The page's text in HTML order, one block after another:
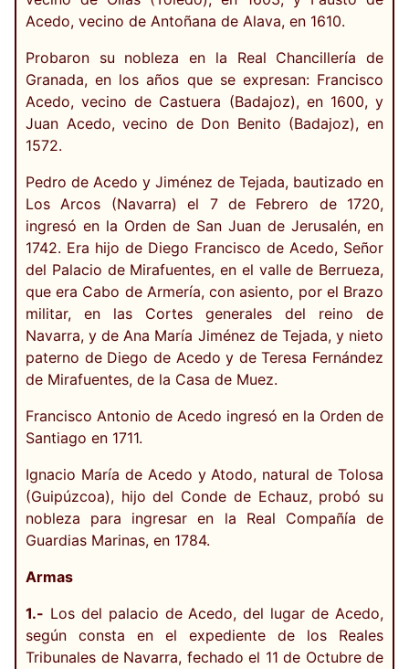
Acedo, vecino de Antoñana de Alava, en 1610.
Probaron su nobleza en la Real Chancillería de
Granada, en los años que se expresan: Francisco
Acedo, vecino de Castuera (Badajoz), en 1600, y
Juan Acedo, vecino de Don Benito (Badajoz), en
1572.
Pedro de Acedo y Jiménez de Tejada, bautizado en
Los Arcos (Navarra) el 7 de Febrero de 1720,
ingresó en la Orden de San Juan de Jerusalén, en
1742. Era hijo de Diego Francisco de Acedo, Señor
del Palacio de Mirafuentes, en el valle de Berrueza,
que era Cabo de Armería, con asiento, por el Brazo
militar, en las Cortes generales del reino de
Navarra, y de Ana María Jiménez de Tejada, y nieto
paterno de Diego de Acedo y de Teresa Fernández
de Mirafuentes, de la Casa de Muez.
Francisco Antonio de Acedo ingresó en la Orden de
Santiago en 1711.
Ignacio María de Acedo y Atodo, natural de Tolosa
(Guipúzcoa), hijo del Conde de Echauz, probó su
nobleza para ingresar en la Real Compañía de
Guardias Marinas, en 1784.
Armas
1.- Los del palacio de Acedo, del lugar de Acedo,
según consta en el expediente de los Reales
Tribunales de Navarra, fechado el 11 de Octubre de